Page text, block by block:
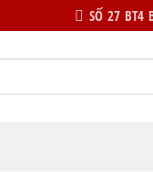
SỐ 27 BT4